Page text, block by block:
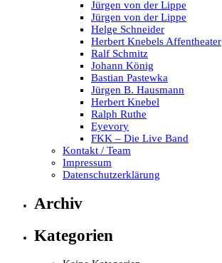
Jürgen von der Lippe
Jürgen von der Lippe
Helge Schneider
Herbert Knebels Affentheater
Ralf Schmitz
Johann König
Bastian Pastewka
Jürgen B. Hausmann
Herbert Knebel
Ralph Ruthe
Eyevory
FKK – Die Live Band
Kontakt / Team
Impressum
Datenschutzerklärung
Archiv
Kategorien